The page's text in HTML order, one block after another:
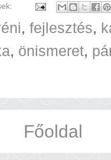
, fejlesztés,
, önismeret,
Főoldal